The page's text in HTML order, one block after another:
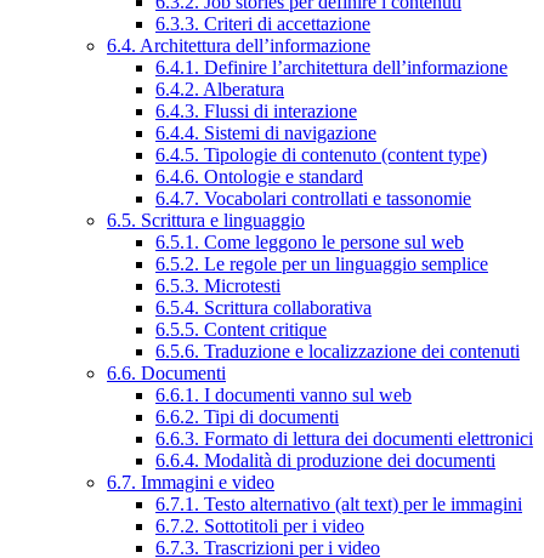
6.3.3. Criteri di accettazione
6.4. Architettura dell’informazione
6.4.1. Definire l’architettura dell’informazione
6.4.2. Alberatura
6.4.3. Flussi di interazione
6.4.4. Sistemi di navigazione
6.4.5. Tipologie di contenuto (content type)
6.4.6. Ontologie e standard
6.4.7. Vocabolari controllati e tassonomie
6.5. Scrittura e linguaggio
6.5.1. Come leggono le persone sul web
6.5.2. Le regole per un linguaggio semplice
6.5.3. Microtesti
6.5.4. Scrittura collaborativa
6.5.5. Content critique
6.5.6. Traduzione e localizzazione dei contenuti
6.6. Documenti
6.6.1. I documenti vanno sul web
6.6.2. Tipi di documenti
6.6.3. Formato di lettura dei documenti elettronici
6.6.4. Modalità di produzione dei documenti
6.7. Immagini e video
6.7.1. Testo alternativo (alt text) per le immagini
6.7.2. Sottotitoli per i video
6.7.3. Trascrizioni per i video